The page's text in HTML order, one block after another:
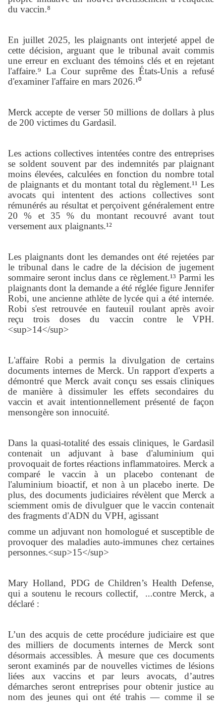
du vaccin.⁸
En juillet 2025, les plaignants ont interjeté appel de
cette décision, arguant que le tribunal avait commis
une erreur en excluant des témoins clés et en rejetant
l'affaire.⁹ La Cour suprême des États-Unis a refusé
d'examiner l'affaire en mars 2026.¹⁰
Merck accepte de verser 50 millions de dollars à plus
de 200 victimes du Gardasil.
Les actions collectives intentées contre des entreprises
se soldent souvent par des indemnités par plaignant
moins élevées, calculées en fonction du nombre total
de plaignants et du montant total du règlement.¹¹ Les
avocats qui intentent des actions collectives sont
rémunérés au résultat et perçoivent généralement entre
20 % et 35 % du montant recouvré avant tout
versement aux plaignants.¹²
Les plaignants dont les demandes ont été rejetées par
le tribunal dans le cadre de la décision de jugement
sommaire seront inclus dans ce règlement.¹³ Parmi les
plaignants dont la demande a été réglée figure Jennifer
Robi, une ancienne athlète de lycée qui a été internée.
Robi s'est retrouvée en fauteuil roulant après avoir
reçu trois doses du vaccin contre le VPH.
<sup>14</sup>
L'affaire Robi a permis la divulgation de certains
documents internes de Merck. Un rapport d'experts a
démontré que Merck avait conçu ses essais cliniques
de manière à dissimuler les effets secondaires du
vaccin et avait intentionnellement présenté de façon
mensongère son innocuité.
Dans la quasi-totalité des essais cliniques, le Gardasil
contenait un adjuvant à base d'aluminium qui
provoquait de fortes réactions inflammatoires. Merck a
comparé le vaccin à un placebo contenant de
l'aluminium bioactif, et non à un placebo inerte. De
plus, des documents judiciaires révèlent que Merck a
sciemment omis de divulguer que le vaccin contenait
des fragments d'ADN du VPH, agissant
comme un adjuvant non homologué et susceptible de
provoquer des maladies auto-immunes chez certaines
personnes.<sup>15</sup>
Mary Holland, PDG de Children’s Health Defense,
qui a soutenu le recours collectif, ...contre Merck, a
déclaré :
L’un des acquis de cette procédure judiciaire est que
des milliers de documents internes de Merck sont
désormais accessibles. À mesure que ces documents
seront examinés par de nouvelles victimes de lésions
liées aux vaccins et par leurs avocats, d’autres
démarches seront entreprises pour obtenir justice au
nom des jeunes qui ont été trahis — comme il se